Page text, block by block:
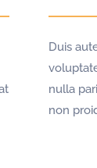
Duis
nulla
non